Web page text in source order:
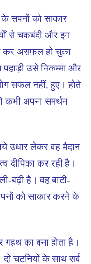
सपनों को साकार
से चकबंदी और इन
कर असफल हो चुका
उसे निकम्मा और
सफल नहीं, हुए। होते
कभी अपना समर्थन
उधार लेकर वह मैदान
दीपिका कर रही है।
बढ़ी है। वह बाटी-
को साकार करने के
का बना होता है।
चटनियों के साथ सर्व